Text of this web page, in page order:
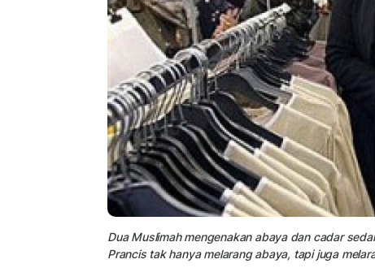
Dua Muslimah mengenakan abaya dan cadar
Prancis tak hanya melarang abaya, tapi juga